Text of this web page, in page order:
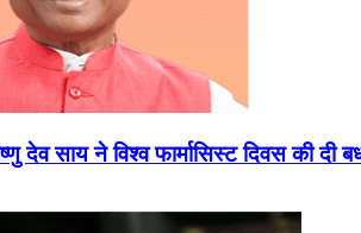
देव साय ने विश्व फार्मासिस्ट दिवस की दी